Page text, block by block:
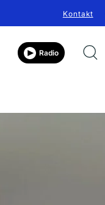
Kontakt
Radio